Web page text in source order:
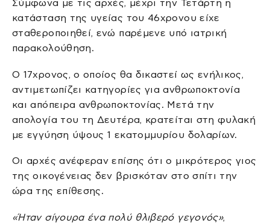
Σύμφωνα με τις αρχές, μέχρι την Τετάρτη η
κατάσταση της υγείας του 46χρονου είχε
σταθεροποιηθεί, ενώ παρέμενε υπό ιατρική
παρακολούθηση.
Ο 17χρονος, ο οποίος θα δικαστεί ως ενήλικος,
αντιμετωπίζει κατηγορίες για ανθρωποκτονία
και απόπειρα ανθρωποκτονίας. Μετά την
απολογία του τη Δευτέρα, κρατείται στη φυλακή
με εγγύηση ύψους 1 εκατομμυρίου δολαρίων.
Οι αρχές ανέφεραν επίσης ότι ο μικρότερος γιος
της οικογένειας δεν βρισκόταν στο σπίτι την
ώρα της επίθεσης.
«Ήταν σίγουρα ένα πολύ θλιβερό γεγονός»,